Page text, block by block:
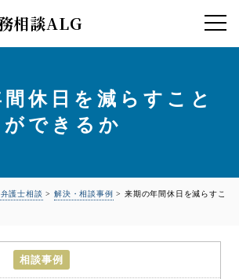
相談ALG
休日を減らすこと
ができるか
護士相談 >解決・相談事例 >来期の年間休日を減らすこ
相談事例